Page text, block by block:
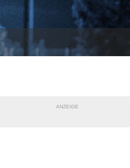
ANZEIGE